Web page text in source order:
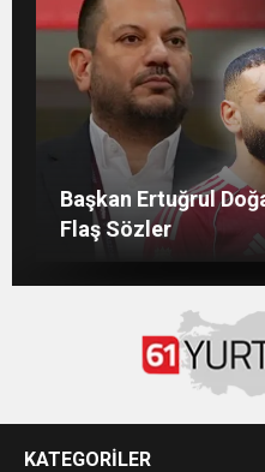
Mohamed Salah’ın Trabzon’da İlk Sözleri!
Başkan Ertuğrul
Flaş Sözler
KATEGORİLER